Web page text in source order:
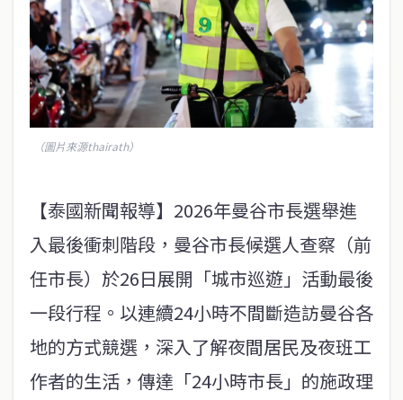
（圖片來源thairath）
【泰國新聞報導】2026年曼谷市長選舉進
入最後衝刺階段，曼谷市長候選人查察（前
任市長）於26日展開「城市巡遊」活動最後
一段行程。以連續24小時不間斷造訪曼谷各
地的方式競選，深入了解夜間居民及夜班工
作者的生活，傳達「24小時市長」的施政理